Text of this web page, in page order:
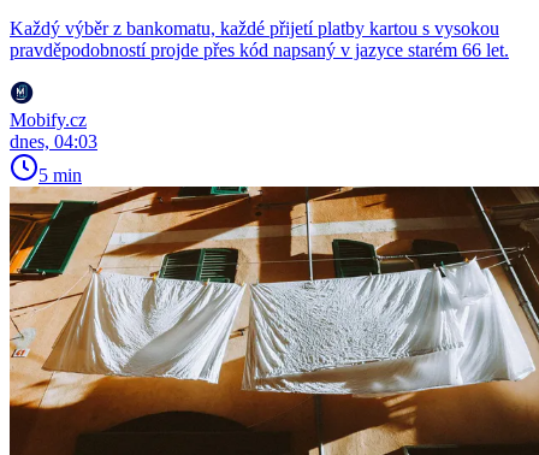
Každý výběr z bankomatu, každé přijetí platby kartou s vysokou
pravděpodobností projde přes kód napsaný v jazyce starém 66 let.
Mobify.cz
dnes, 04:03
5 min